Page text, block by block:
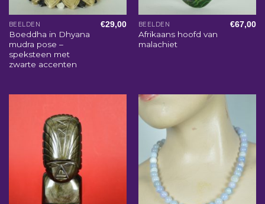
BEELDEN
Boeddha in Dhyana
mudra pose –
speksteen met
zwarte accenten
€29,00 BEELDEN
Afrikaans hoofd van
malachiet
€67,00